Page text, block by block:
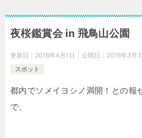
夜桜鑑賞会 in 飛鳥山公園
更新日： 2016年4月1日 公開日： 2016年3月
スポット
都内でソメイヨシノ満開！との報
で、